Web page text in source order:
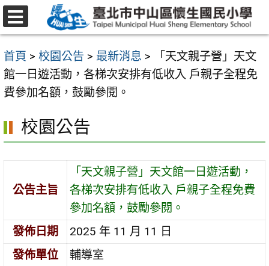
跳
至
要
內
容
首頁 > 校園公告 > 最新消息 >
「天文親子營」天文
館一日遊活動，各梯次安排有低收入 戶親子全程免
費參加名額，鼓勵參閱。
校園公告
公告主旨
「天文親子營」天文館一日遊活動，
各梯次安排有低收入 戶親子全程免費
參加名額，鼓勵參閱。
發佈日期
2025 年 11 月 11 日
發佈單位
輔導室
選
單